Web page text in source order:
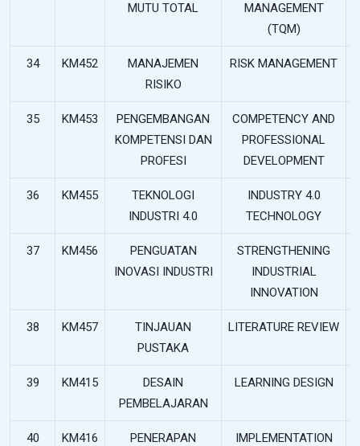
MUTU TOTAL
MANAGEMENT
(TQM)
34 KM452
MANAJEMEN
RISIKO
RISK MANAGEMENT
35 KM453
PENGEMBANGAN
KOMPETENSI DAN
PROFESI
COMPETENCY AND
PROFESSIONAL
DEVELOPMENT
36 KM455
TEKNOLOGI
INDUSTRI 4.0
INDUSTRY 4.0
TECHNOLOGY
37 KM456
PENGUATAN
INOVASI INDUSTRI
STRENGTHENING
INDUSTRIAL
INNOVATION
38 KM457
TINJAUAN
PUSTAKA
LITERATURE REVIEW
39 KM415
DESAIN
PEMBELAJARAN
LEARNING DESIGN
40 KM416
PENERAPAN
IMPLEMENTATION